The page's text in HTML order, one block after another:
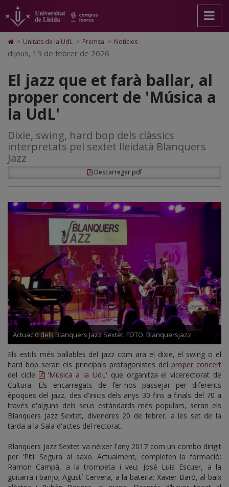
jazz
que
et
farà
ballar,
al
proper
concert
de
'Música
a
la
pàgina
principal.
Universitat
Lleida
contingut
principal
Mapa
Web.
Universitat
Cerca
Accessibilitat.
Universitat
Lleida
Icono
de
Home
ir
a
la
página
de
inicio
> Unitats de la UdL > Premsa > Noticies
dijous, 19 de febrer de 2026
El jazz que et farà ballar, al
proper concert de 'Música a
la UdL'
Dixie, swing, hard bop dels clàssics
interpretats pel sextet lleidatà Blanquers
Jazz
Descarregar pdf
Actuació dels Blanquers Jazz Sextet. FOTO: Blanquersjazz
Els estils més ballables del jazz com ara el dixie, el swing o el
hard bop seran els principals protagonistes del proper concert
del cicle
'Música a la UdL' que organitza el vicerectorat de
Cultura. Els encarregats de fer-nos passejar per diferents
èpoques del jazz, des d'inicis dels anys 30 fins a finals del 70 a
través d'alguns dels seus estàndards més populars, seran els
Blanquers Jazz Sextet, divendres 20 de febrer, a les set de la
tarda a la Sala d'actes del rectorat.
Blanquers Jazz Sextet va néixer l'any 2017 com un combo dirigit
per 'Piti' Segura al saxo. Actualment, completen la formació:
Ramon Campà, a la trompeta i veu; José Luís Escuer, a la
guitarra i banjo; Agustí Cervera, a la bateria; Xavier Baró, al baix